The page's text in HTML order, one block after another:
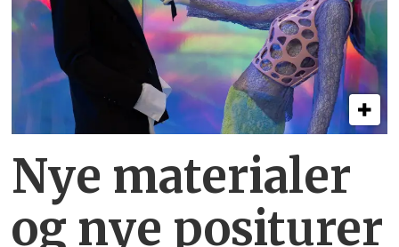
Nye materialer
og nye positurer